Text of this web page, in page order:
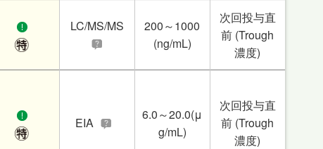
LC/MS/MS
200～1000
(ng/mL)
次回投与直
前 (Trough
濃度)
EIA
6.0～20.0(μ
g/mL)
次回投与直
前 (Trough
濃度)